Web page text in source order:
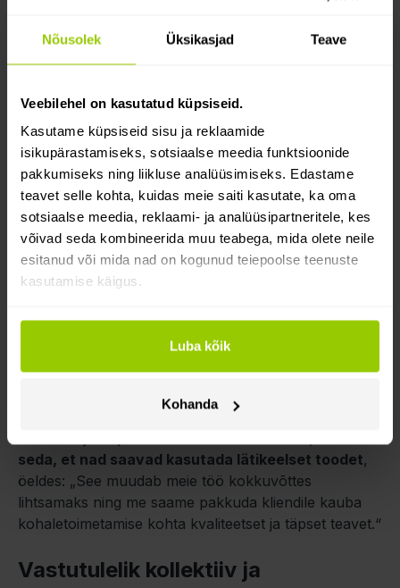
Nõusolek Üksikasjad Teave
Veebilehel on kasutatud küpsiseid.
Kasutame küpsiseid sisu ja reklaamide
isikupärastamiseks, sotsiaalse meedia funktsioonide
pakkumiseks ning liikluse analüüsimiseks. Edastame
teavet selle kohta, kuidas meie saiti kasutate, ka oma
sotsiaalse meedia, reklaami- ja analüüsipartneritele, kes
võivad seda kombineerida muu teabega, mida olete neile
esitanud või mida nad on kogunud teiepoolse teenuste
kasutamise käigus.
Luba kõik
Kohanda
marsruudi planeerimise lahendusele märkasime seda
õigel ajal,“ jagab Jānis Lovnieks oma kogemusi ja
lisab, et „ka paljud kolleegid hindavad võimalust näha
marsruudiplaneerijas sõidumeeriku andmeid, sest nii
RIXi esindaja toob sõidukijuhtidele kasulikest eelistest
rääkides välja selle, et eriti kõrgelt hinnatakse
professionaalset navigeerimist, kus on spetsiaalselt
veokite jaoks loodud kaardid.
„Platvormi funktsionaalsus võimaldab juhtidel
avada marsruudi otse marsruudiplaneerijas ja
alustada sõitmist sihtkohta – see toimub ühe
ütleb Jānis Lovnieks.
ettevõtte töötajad ei hinda mitte
seda, et nad saavad kasutada lätikeelset toodet,
öeldes: „See muudab meie töö kokkuvõttes
lihtsamaks ning me saame pakkuda kliendile kauba
kohaletoimetamise kohta kvaliteetset ja täpset teavet.“
Vastutulelik kollektiiv ja